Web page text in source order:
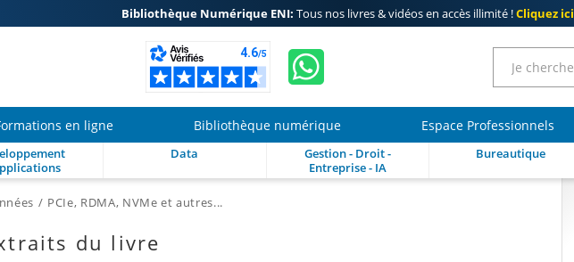
Bibliothèque Numérique ENI: Tous nos livres & vidéos en accès illimité !Cliquez ici
en ligne Bibliothèque numérique Espace Professionnels
Data
Gestion - Droit -
Entreprise - IA
Bureautique
PCIe, RDMA, NVMe et autres...
du livre